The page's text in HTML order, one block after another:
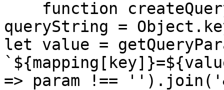
queryString =
let value =
=> param !==